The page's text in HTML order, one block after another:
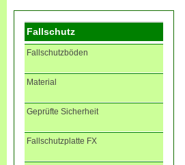
Fallschutz
Fallschutzböden
Material
Geprüfte Sicherheit
Fallschutzplatte FX